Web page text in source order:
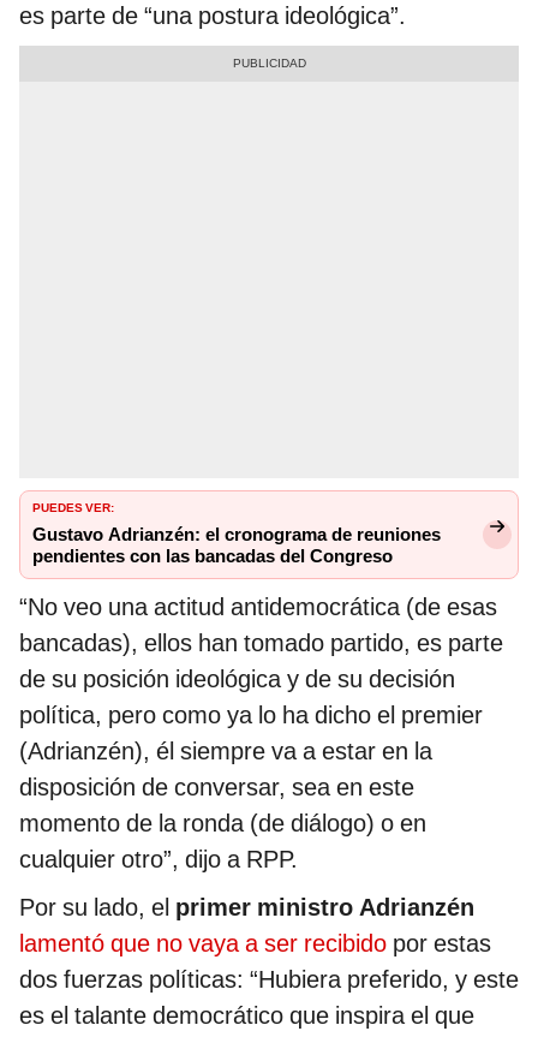
es parte de “una postura ideológica”.
PUEDES VER:
Gustavo Adrianzén: el cronograma de reuniones
pendientes con las bancadas del Congreso
“No veo una actitud antidemocrática (de esas
bancadas), ellos han tomado partido, es parte
de su posición ideológica y de su decisión
política, pero como ya lo ha dicho el premier
(Adrianzén), él siempre va a estar en la
disposición de conversar, sea en este
momento de la ronda (de diálogo) o en
cualquier otro”, dijo a RPP.
Por su lado, el primer ministro Adrianzén
lamentó que no vaya a ser recibido por estas
dos fuerzas políticas: “Hubiera preferido, y este
es el talante democrático que inspira el que